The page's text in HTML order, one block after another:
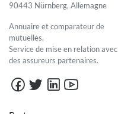
90443 Nürnberg, Allemagne
Annuaire et comparateur de
mutuelles.
Service de mise en relation avec
des assureurs partenaires.